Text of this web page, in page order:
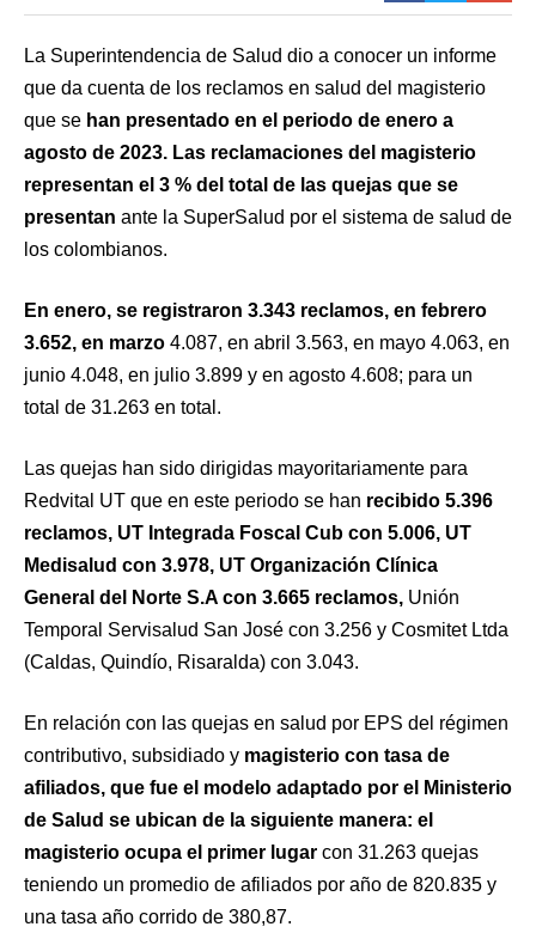
La Superintendencia de Salud dio a conocer un informe
que da cuenta de los reclamos en salud del magisterio
que se han presentado en el periodo de enero a
agosto de 2023. Las reclamaciones del magisterio
representan el 3 % del total de las quejas que se
presentan ante la SuperSalud por el sistema de salud de
los colombianos.
En enero, se registraron 3.343 reclamos, en febrero
3.652, en marzo 4.087, en abril 3.563, en mayo 4.063, en
junio 4.048, en julio 3.899 y en agosto 4.608; para un
total de 31.263 en total.
Las quejas han sido dirigidas mayoritariamente para
Redvital UT que en este periodo se han recibido 5.396
reclamos, UT Integrada Foscal Cub con 5.006, UT
Medisalud con 3.978, UT Organización Clínica
General del Norte S.A con 3.665 reclamos, Unión
Temporal Servisalud San José con 3.256 y Cosmitet Ltda
(Caldas, Quindío, Risaralda) con 3.043.
En relación con las quejas en salud por EPS del régimen
contributivo, subsidiado y magisterio con tasa de
afiliados, que fue el modelo adaptado por el Ministerio
de Salud se ubican de la siguiente manera: el
magisterio ocupa el primer lugar con 31.263 quejas
teniendo un promedio de afiliados por año de 820.835 y
una tasa año corrido de 380,87.